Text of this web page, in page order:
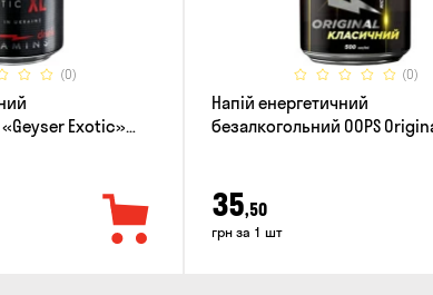
(0)
Exotic»
(0)
Напій енергетичний
безалкогольний OOPS
35,50
грн за 1 шт